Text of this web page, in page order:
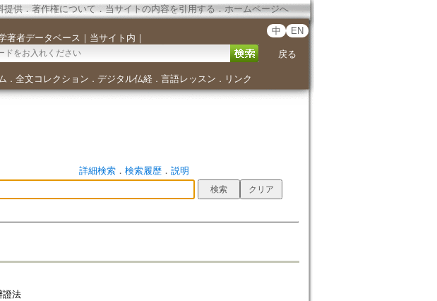
提供． 著作権について．当サイトの内容を引用する ． ホームページへ
著者データベース ｜ 当サイト内 ｜
中 EN
戻る
． 全文コレクション ． デジタル仏経． 言語レッスン ． リンク
詳細検索． 検索履歴． 説明
證法